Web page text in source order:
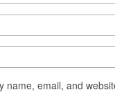
name, email, and